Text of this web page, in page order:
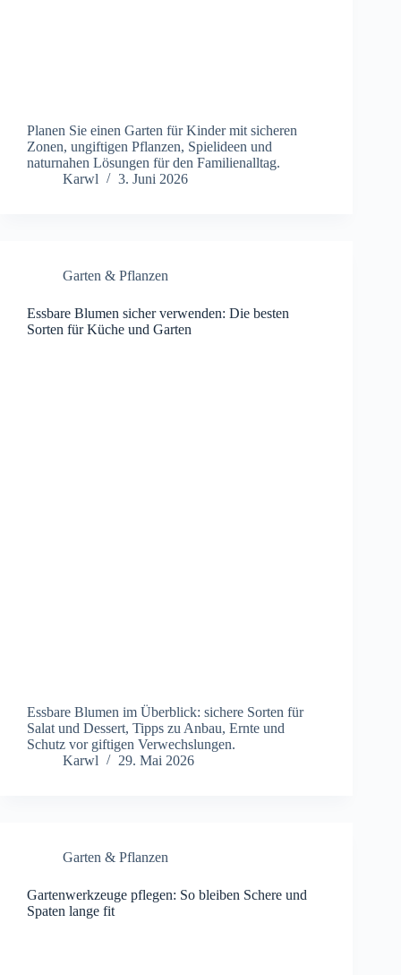
Planen Sie einen Garten für Kinder mit sicheren
Zonen, ungiftigen Pflanzen, Spielideen und
naturnahen Lösungen für den Familienalltag.
Karwl
3. Juni 2026
Garten & Pflanzen
Essbare Blumen sicher verwenden: Die besten
Sorten für Küche und Garten
Essbare Blumen im Überblick: sichere Sorten für
Salat und Dessert, Tipps zu Anbau, Ernte und
Schutz vor giftigen Verwechslungen.
Karwl
29. Mai 2026
Garten & Pflanzen
Gartenwerkzeuge pflegen: So bleiben Schere und
Spaten lange fit